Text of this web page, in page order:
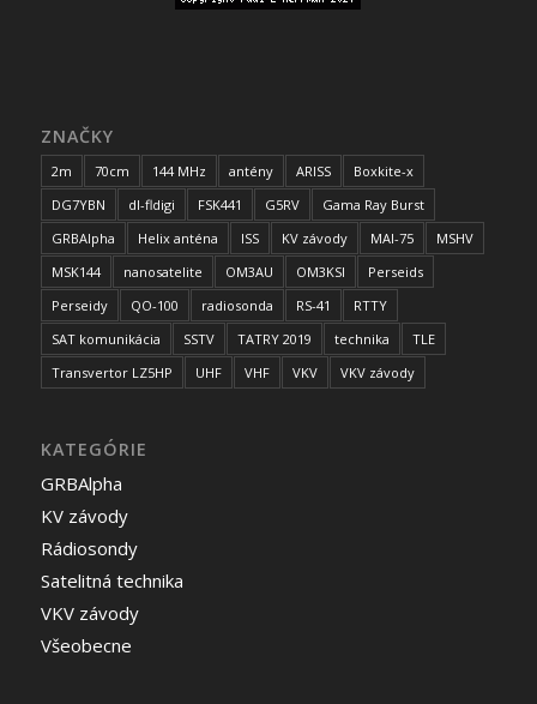
ZNAČKY
2m 70cm 144 MHz antény ARISS
Boxkite-x
DG7YBN
dl-fldigi FSK441 G5RV
Gama Ray Burst
GRBAlpha
Helix anténa ISS KV závody MAI-75
MSHV
MSK144
nanosatelite OM3AU OM3KSI
Perseids
Perseidy
QO-100 radiosonda RS-41
RTTY
SAT komunikácia
SSTV TATRY 2019 technika
TLE
Transvertor LZ5HP
UHF VHF VKV VKV závody
KATEGÓRIE
GRBAlpha
KV závody
Rádiosondy
Satelitná technika
VKV závody
Všeobecne